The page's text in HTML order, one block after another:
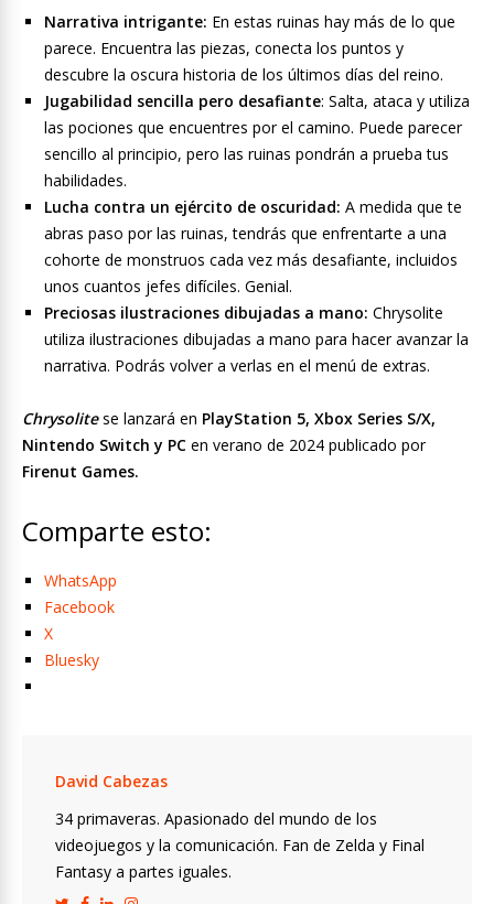
Narrativa intrigante: En estas ruinas hay más de lo que
parece. Encuentra las piezas, conecta los puntos y
descubre la oscura historia de los últimos días del reino.
Jugabilidad sencilla pero desafiante: Salta, ataca y utiliza
las pociones que encuentres por el camino. Puede parecer
sencillo al principio, pero las ruinas pondrán a prueba tus
habilidades.
Lucha contra un ejército de oscuridad: A medida que te
abras paso por las ruinas, tendrás que enfrentarte a una
cohorte de monstruos cada vez más desafiante, incluidos
unos cuantos jefes difíciles. Genial.
Preciosas ilustraciones dibujadas a mano: Chrysolite
utiliza ilustraciones dibujadas a mano para hacer avanzar la
narrativa. Podrás volver a verlas en el menú de extras.
Chrysolitese lanzará en PlayStation 5, Xbox Series S/X,
Nintendo Switch y PC en verano de 2024 publicado por
Firenut Games.
Comparte esto:
WhatsApp
Facebook
X
Bluesky
David Cabezas
34 primaveras. Apasionado del mundo de los
videojuegos y la comunicación. Fan de Zelda y Final
Fantasy a partes iguales.